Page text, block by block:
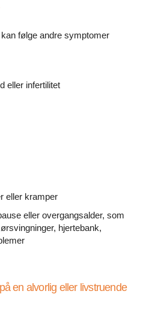
sykdommer (SOS)
det endokrine systemet
sykdom
følge andre symptomer
eller infertilitet
eller kramper
eller overgangsalder, som
hjertebank,
en alvorlig eller livstruende